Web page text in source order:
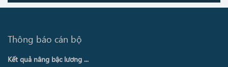
Thông báo cán bộ
Kết quả nâng bậc lương ...